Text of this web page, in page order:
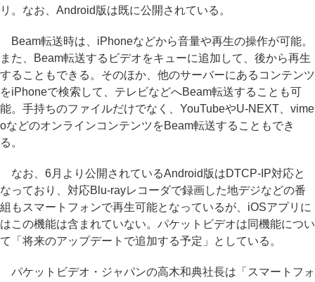
リ。なお、Android版は既に公開されている。
Beam転送時は、iPhoneなどから音量や再生の操作が可能。
また、Beam転送するビデオをキューに追加して、後から再生
することもできる。そのほか、他のサーバーにあるコンテンツ
をiPhoneで検索して、テレビなどへBeam転送することも可
能。手持ちのファイルだけでなく、YouTubeやU-NEXT、vime
oなどのオンラインコンテンツをBeam転送することもでき
る。
なお、6月より公開されているAndroid版はDTCP-IP対応と
なっており、対応Blu-rayレコーダで録画した地デジなどの番
組もスマートフォンで再生可能となっているが、iOSアプリに
はこの機能は含まれていない。パケットビデオは同機能につい
て「将来のアップデートで追加する予定」としている。
パケットビデオ・ジャパンの高木和典社長は「スマートフォ